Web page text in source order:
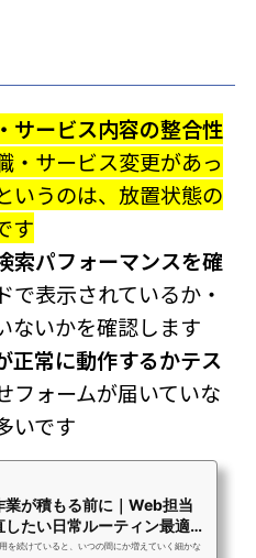
サービス内容の整合性
・サービス変更があっ
いうのは、放置状態の
す
索パフォーマンスを確
で表示されているか・
ないかを確認します
正常に動作するかテス
フォームが届いていな
いです
業が積もる前に｜Web担当
したい日常ルーティン最適化
を続けていると、いつの間にか増えていく細かな